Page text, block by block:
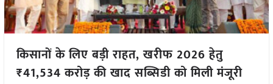
किसानों के लिए बड़ी राहत, खरीफ 2026 हेतु
₹41,534 करोड़ की खाद सब्सिडी को मिली मंजूरी